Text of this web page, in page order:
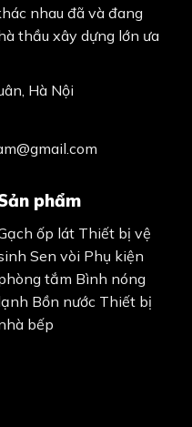
nhau đã và đang
thầu xây dựng lớn ưa
Hà Nội
phẩm
ốp lát Thiết bị vệ
Sen vòi Phụ kiện
tắm Bình nóng
Bồn nước Thiết bị
bếp